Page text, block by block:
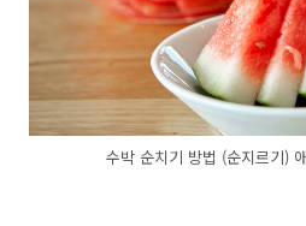
수박 순치기 방법 (순지르기)